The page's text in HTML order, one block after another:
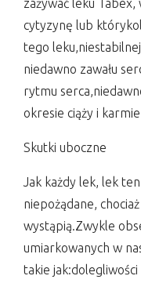
zażywać leku
cytyzynę lub
tego
niedawno zawału
rytmu
okresie ciąży i
Skutki uboczne
Jak każdy lek, lek
niepożądane,
wystąpią.Zwykle
umiarkowanych w
takie